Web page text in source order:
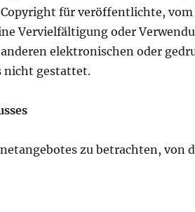
für veröffentlichte,
Vervielfältigung oder
elektronischen oder
nicht gestattet.
zu betrachten, von